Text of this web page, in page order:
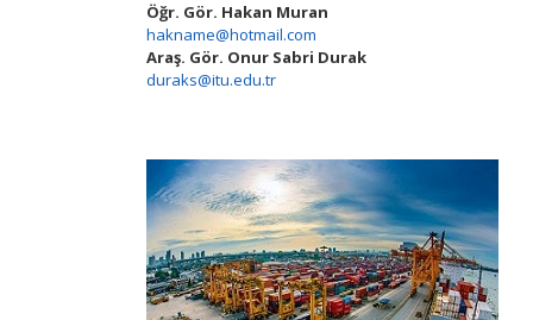
Öğr. Gör. Hakan Muran
hakname@hotmail.com
Araş. Gör. Onur Sabri Durak
duraks@itu.edu.tr